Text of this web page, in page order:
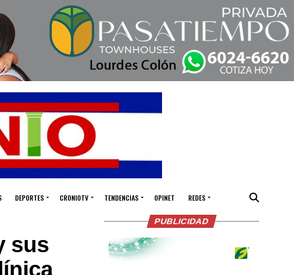
DEPORTES CRONIOTV TENDENCIAS OPINET REDES
sus
PUBLICIDAD